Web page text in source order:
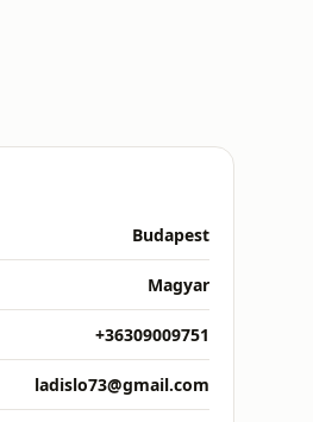
Budapest
Magyar
+36309009751
ladislo73@gmail.com